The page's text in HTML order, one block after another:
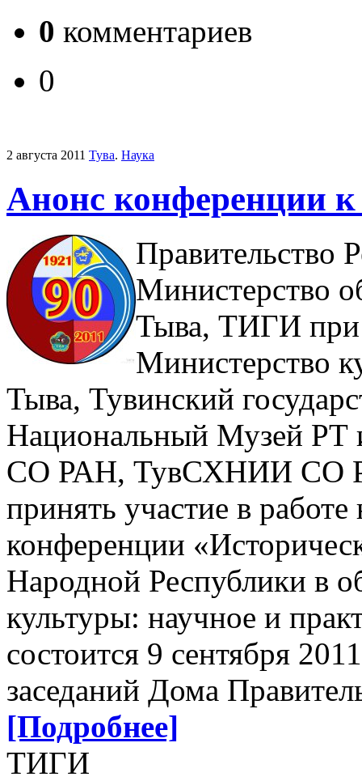
0 комментариев
0
2 августа 2011 Тува. Наука
Анонс конференции
Правительство
Министерство
Тыва, ТИГИ при
Министерство
Тыва, Тувинский
Национальный Музей
СО РАН, ТувСХНИИ СО
принять участие в
конференции
Народной Республики в
культуры: научное и
состоится 9 сентября
заседаний Дома
[Подробнее]
ТИГИ